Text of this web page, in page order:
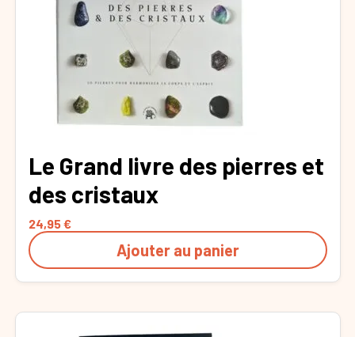
Le Grand livre des pierres et
des cristaux
24,95€
Ajouter au panier